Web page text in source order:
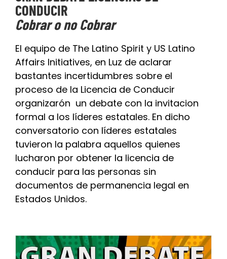
PROGRAMS
IMPACT
INITIATIVES
PARTNER WITH USLAI
FOUNDER
CONTACT US
CONDUCIR
Cobrar o no Cobrar
El equipo de The Latino Spirit y US Latino
Affairs Initiatives, en Luz de aclarar
bastantes incertidumbres sobre el
proceso de la Licencia de Conducir
organizarón un debate con la invitacion
formal a los líderes estatales. En dicho
conversatorio con líderes estatales
tuvieron la palabra aquellos quienes
lucharon por obtener la licencia de
conducir para las personas sin
documentos de permanencia legal en
Estados Unidos.